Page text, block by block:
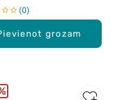
grozam
0